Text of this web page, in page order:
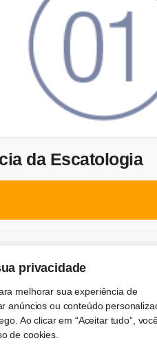
privacidade
melhorar sua experiência de
anúncios ou conteúdo
Ao clicar em “Aceitar tudo”,
de cookies.
da Escatologia
redes sociais